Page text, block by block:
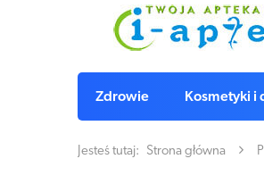
Zdrowie Kosmetyki i
Jesteś tutaj: Strona główna